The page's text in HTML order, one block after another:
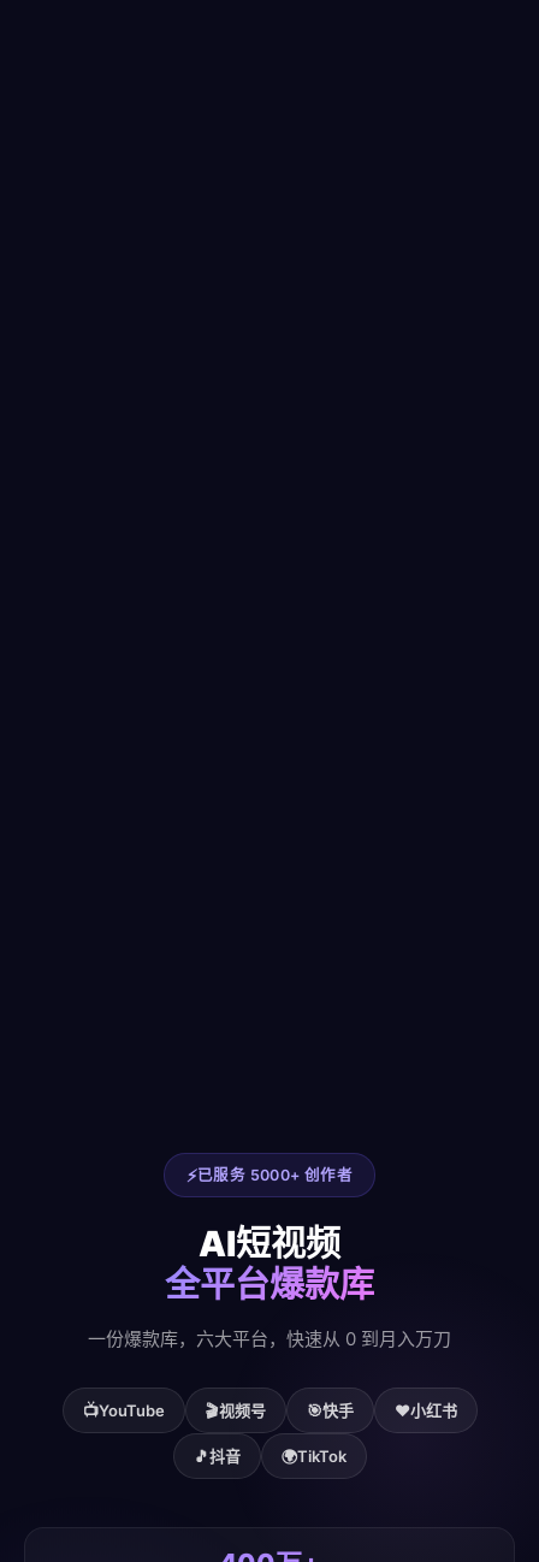
已服务 5000+ 创作者
AI短视频
全平台爆款库
一份爆款库，六大平台，快速从 0 到月入万刀
📺YouTube 🎬视频号 🎯快手 ❤️小红书
🎵抖音 🌍TikTok